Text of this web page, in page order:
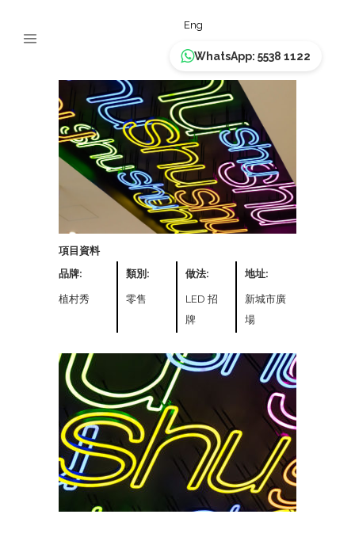
Eng
WhatsApp: 5538 1122
植村秀
項目資料
品牌:
類別: 做法: 地址:
植村秀 零售
LED 招
牌
新城市廣
場